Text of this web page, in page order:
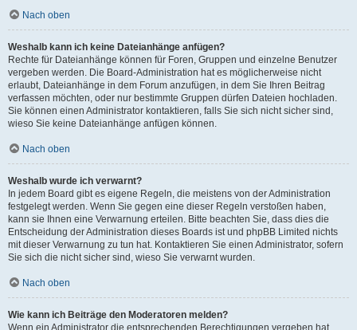
Nach oben
Weshalb kann ich keine Dateianhänge anfügen?
Rechte für Dateianhänge können für Foren, Gruppen und einzelne Benutzer
vergeben werden. Die Board-Administration hat es möglicherweise nicht
erlaubt, Dateianhänge in dem Forum anzufügen, in dem Sie Ihren Beitrag
verfassen möchten, oder nur bestimmte Gruppen dürfen Dateien hochladen.
Sie können einen Administrator kontaktieren, falls Sie sich nicht sicher sind,
wieso Sie keine Dateianhänge anfügen können.
Nach oben
Weshalb wurde ich verwarnt?
In jedem Board gibt es eigene Regeln, die meistens von der Administration
festgelegt werden. Wenn Sie gegen eine dieser Regeln verstoßen haben,
kann sie Ihnen eine Verwarnung erteilen. Bitte beachten Sie, dass dies die
Entscheidung der Administration dieses Boards ist und phpBB Limited nichts
mit dieser Verwarnung zu tun hat. Kontaktieren Sie einen Administrator, sofern
Sie sich die nicht sicher sind, wieso Sie verwarnt wurden.
Nach oben
Wie kann ich Beiträge den Moderatoren melden?
Wenn ein Administrator die entsprechenden Berechtigungen vergeben hat,